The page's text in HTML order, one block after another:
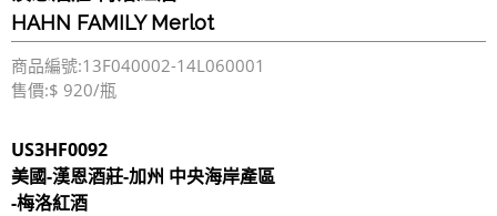
HAHN FAMILY Merlot
商品編號:13F040002-14L060001
售價:$ 920/瓶
US3HF0092
美國-漢恩酒莊-加州 中央海岸產區
-梅洛紅酒